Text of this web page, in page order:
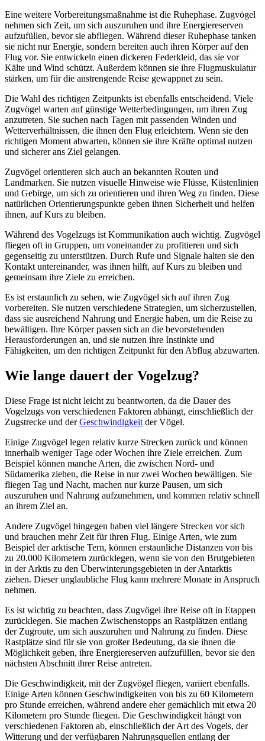
Eine weitere Vorbereitungsmaßnahme ist die Ruhephase. Zugvögel
nehmen sich Zeit, um sich auszuruhen und ihre Energiereserven
aufzufüllen, bevor sie abfliegen. Während dieser Ruhephase tanken
sie nicht nur Energie, sondern bereiten auch ihren Körper auf den
Flug vor. Sie entwickeln einen dickeren Federkleid, das sie vor
Kälte und Wind schützt. Außerdem können sie ihre Flugmuskulatur
stärken, um für die anstrengende Reise gewappnet zu sein.
Die Wahl des richtigen Zeitpunkts ist ebenfalls entscheidend. Viele
Zugvögel warten auf günstige Wetterbedingungen, um ihren Zug
anzutreten. Sie suchen nach Tagen mit passenden Winden und
Wetterverhältnissen, die ihnen den Flug erleichtern. Wenn sie den
richtigen Moment abwarten, können sie ihre Kräfte optimal nutzen
und sicherer ans Ziel gelangen.
Zugvögel orientieren sich auch an bekannten Routen und
Landmarken. Sie nutzen visuelle Hinweise wie Flüsse, Küstenlinien
und Gebirge, um sich zu orientieren und ihren Weg zu finden. Diese
natürlichen Orientierungspunkte geben ihnen Sicherheit und helfen
ihnen, auf Kurs zu bleiben.
Während des Vogelzugs ist Kommunikation auch wichtig. Zugvögel
fliegen oft in Gruppen, um voneinander zu profitieren und sich
gegenseitig zu unterstützen. Durch Rufe und Signale halten sie den
Kontakt untereinander, was ihnen hilft, auf Kurs zu bleiben und
gemeinsam ihre Ziele zu erreichen.
Es ist erstaunlich zu sehen, wie Zugvögel sich auf ihren Zug
vorbereiten. Sie nutzen verschiedene Strategien, um sicherzustellen,
dass sie ausreichend Nahrung und Energie haben, um die Reise zu
bewältigen. Ihre Körper passen sich an die bevorstehenden
Herausforderungen an, und sie nutzen ihre Instinkte und
Fähigkeiten, um den richtigen Zeitpunkt für den Abflug abzuwarten.
Wie lange dauert der Vogelzug?
Diese Frage ist nicht leicht zu beantworten, da die Dauer des
Vogelzugs von verschiedenen Faktoren abhängt, einschließlich der
Zugstrecke und derGeschwindigkeit der Vögel.
Einige Zugvögel legen relativ kurze Strecken zurück und können
innerhalb weniger Tage oder Wochen ihre Ziele erreichen. Zum
Beispiel können manche Arten, die zwischen Nord- und
Südamerika ziehen, die Reise in nur zwei Wochen bewältigen. Sie
fliegen Tag und Nacht, machen nur kurze Pausen, um sich
auszuruhen und Nahrung aufzunehmen, und kommen relativ schnell
an ihrem Ziel an.
Andere Zugvögel hingegen haben viel längere Strecken vor sich
und brauchen mehr Zeit für ihren Flug. Einige Arten, wie zum
Beispiel der arktische Tern, können erstaunliche Distanzen von bis
zu 20.000 Kilometern zurücklegen, wenn sie von den Brutgebieten
in der Arktis zu den Überwinterungsgebieten in der Antarktis
ziehen. Dieser unglaubliche Flug kann mehrere Monate in Anspruch
nehmen.
Es ist wichtig zu beachten, dass Zugvögel ihre Reise oft in Etappen
zurücklegen. Sie machen Zwischenstopps an Rastplätzen entlang
der Zugroute, um sich auszuruhen und Nahrung zu finden. Diese
Rastplätze sind für sie von großer Bedeutung, da sie ihnen die
Möglichkeit geben, ihre Energiereserven aufzufüllen, bevor sie den
nächsten Abschnitt ihrer Reise antreten.
Die Geschwindigkeit, mit der Zugvögel fliegen, variiert ebenfalls.
Einige Arten können Geschwindigkeiten von bis zu 60 Kilometern
pro Stunde erreichen, während andere eher gemächlich mit etwa 20
Kilometern pro Stunde fliegen. Die Geschwindigkeit hängt von
verschiedenen Faktoren ab, einschließlich der Art des Vogels, der
Witterung und der verfügbaren Nahrungsquellen entlang der